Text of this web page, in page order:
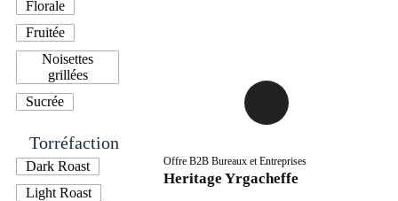
Florale
Fruitée
Noisettes
grillées
Sucrée
Torréfaction
Dark Roast
Light Roast
Offre B2B Bureaux et Entreprises
Heritage Yrgacheffe